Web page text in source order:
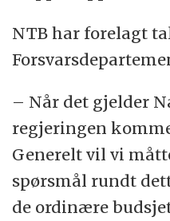
NTB har forelagt
– Når det gjelder
regjeringen
Generelt vil vi
spørsmål rundt
de ordinære